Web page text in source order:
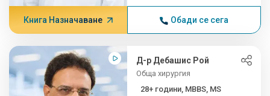
Книга Назначаване Обади се сега
Д-р Дебашис Рой
Обща хирургия
28+ години, MBBS, MS